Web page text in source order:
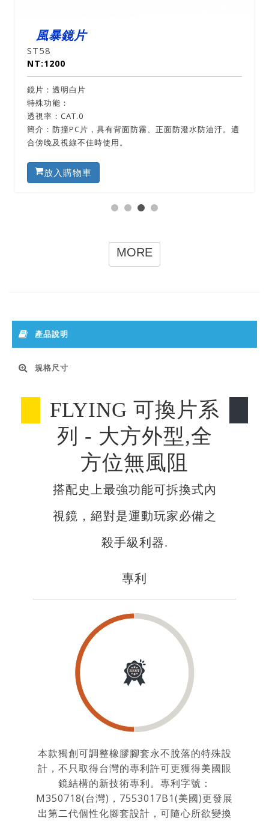
風暴鏡片
ST58
NT:1200
鏡片：透明白片
特殊功能：
透視率：CAT.0
簡介：防撞PC片，具有背面防霧、正面防潑水防油汙。適
合傍晚及視線不佳時使用。
放入購物車
MORE
產品說明
規格尺寸
FLYING 可換片系
列 - 大方外型,全
方位無風阻
搭配史上最強功能可拆換式內
視鏡，絕對是運動玩家必備之
殺手級利器.
專利
本款獨創可調整橡膠腳套永不脫落的特殊設
計，不只取得台灣的專利許可更獲得美國眼
鏡結構的新技術專利。專利字號：
M350718(台灣)，7553017B1(美國)更發展
出第二代個性化腳套設計，可隨心所欲變換